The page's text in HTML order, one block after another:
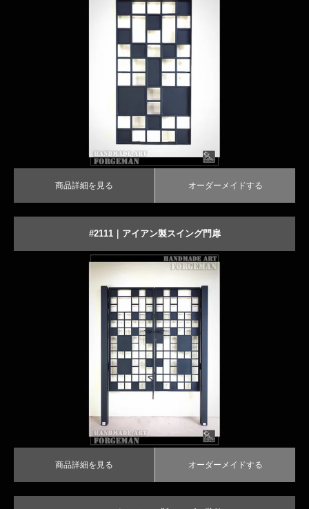
オーダーメイドする
商品詳細を見る オーダーメイドする
#2111｜アイアン製スイング門扉
商品詳細を見るオーダーメイドする
商品詳細を見る オーダーメイドする